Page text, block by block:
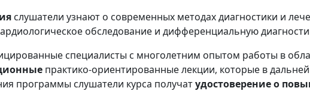
слушатели узнают о современных методах диагностики и
обследование и дифференциальную
специалисты с многолетним опытом работы в
практико-ориентированные лекции, которые в
программы слушатели курса получатудостоверение о